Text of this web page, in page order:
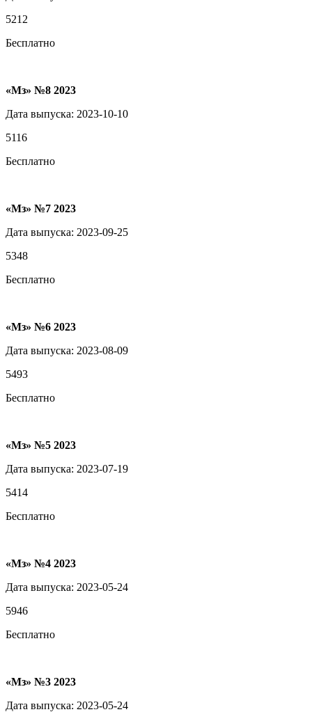
5212
Бесплатно
«Мз» №8 2023
Дата выпуска: 2023-10-10
5116
Бесплатно
«Мз» №7 2023
Дата выпуска: 2023-09-25
5348
Бесплатно
«Мз» №6 2023
Дата выпуска: 2023-08-09
5493
Бесплатно
«Мз» №5 2023
Дата выпуска: 2023-07-19
5414
Бесплатно
«Мз» №4 2023
Дата выпуска: 2023-05-24
5946
Бесплатно
«Мз» №3 2023
Дата выпуска: 2023-05-24